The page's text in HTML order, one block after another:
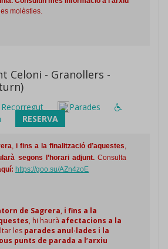
molèsties.
Celoni - Granollers -
Recorregut
Parades
RESERVA
, i fins a la finalització d’aquestes,
segons l’horari adjunt.Consulta
https://goo.su/AZn4zoE
de Sagrera, i fins a la
, hi haurà afectacions a la
les parades anul·lades i la
punts de parada a l’arxiu